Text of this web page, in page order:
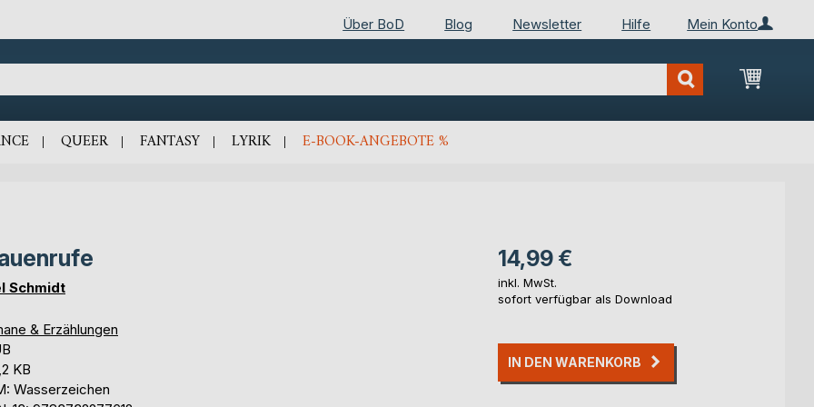
Mein Konto
Über BoD Blog Newsletter Hilfe
Mein
QUEER FANTASY LYRIK E-BOOK-ANGEBOTE %
Schmidt
& Erzählungen
KB
Wasserzeichen
14,99 €
inkl. MwSt.
sofort verfügbar als Download
IN DEN WARENKORB